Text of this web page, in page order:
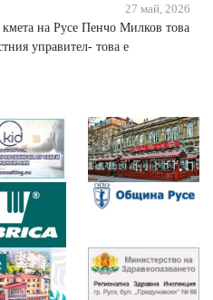
27 май, 2026
кмета на Русе Пенчо Милков това
управител- това е